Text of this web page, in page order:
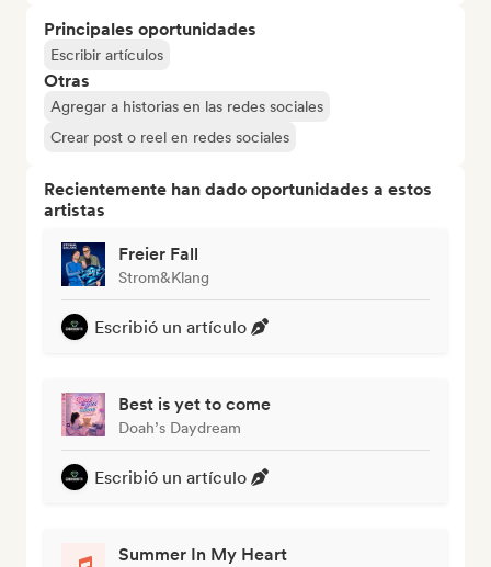
Principales oportunidades
Escribir artículos
Otras
Agregar a historias en las redes sociales
Crear post o reel en redes sociales
Recientemente han dado oportunidades a estos
artistas
Freier Fall
Strom&Klang
Escribió un artículo
Best is yet to come
Doah’s Daydream
Escribió un artículo
Summer In My Heart